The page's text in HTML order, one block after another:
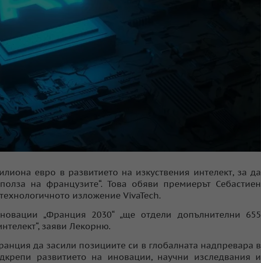
евро в развитието на изкуствения интелект, за да
на французите“. Това обяви премиерът Себастиен
изложение VivaTech.
„Франция 2030“ „ще отдели допълнителни 655
заяви Лекорню.
да засили позициите си в глобалната надпревара в
развитието на иновации, научни изследвания и